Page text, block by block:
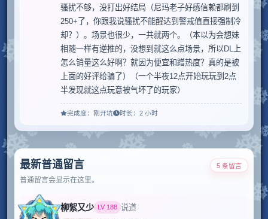
骚扰不够，没打出好结局（尼玛老子好感信赖都刷到
250+了，你跟我说骚扰不能醒达到警戒值直接强制冷
却？）。场景也很少，一共就两个。（本以为会想妹
相随一样有逆推的，没想到就这么点场景，所以DL上
怎么销量这么好啊？就因为便宜和蹭热度？真的是被
上面的好评给骗了）（一个半夜12点开始玩玩到2点
半发现就这点玩意被气坏了的玩家）
完成度： 刚开坑 时长： 2 小时
最新普通留言
普通留言会显示在这里。
5 条留言
柳絮又少 LV 188 说道